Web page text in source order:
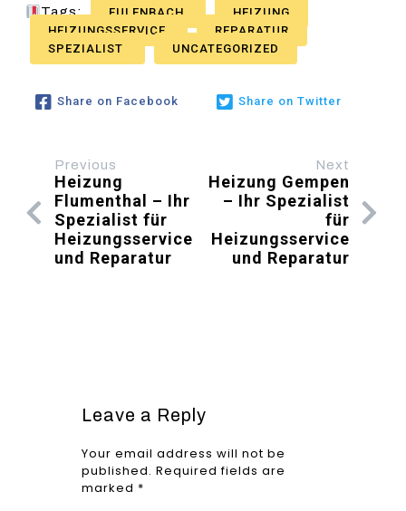
Tags: FULENBACH
HEIZUNG
HEIZUNGSSERVICE
REPARATUR
SPEZIALIST
UNCATEGORIZED
Share on Facebook Share on Twitter
Previous
Heizung
Flumenthal – Ihr
Spezialist für
Heizungsservice
und Reparatur
Next
Heizung Gempen
– Ihr Spezialist
für
Heizungsservice
und Reparatur
Leave a Reply
Your email address will not be
published. Required fields are
marked *